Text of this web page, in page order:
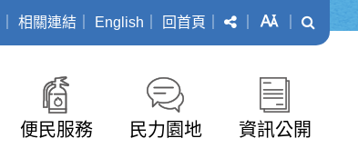
相關連結 English 回首頁 分享 字級
便民服務 民力園地 資訊公開